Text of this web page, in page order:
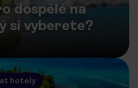
dospělé na
si vyberete?
hotely